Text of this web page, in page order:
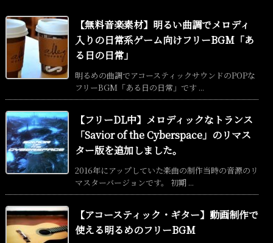
【無料音楽素材】明るい曲調でメロディ
入りの日常系ゲーム向けフリーBGM「あ
る日の日常」
明るめの曲調でアコースティックサウンドのPOPな
フリーBGM「ある日の日常」です ...
【フリーDL中】メロディックなトランス
「Savior of the Cyberspace」のリマス
ター版を追加しました。
2016年にアップしていた楽曲の制作当時の音源のリ
マスターバージョンです。 初期 ...
【アコースティック・ギター】動画制作で
使える明るめのフリーBGM